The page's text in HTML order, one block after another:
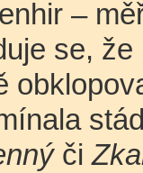
–
se,
či